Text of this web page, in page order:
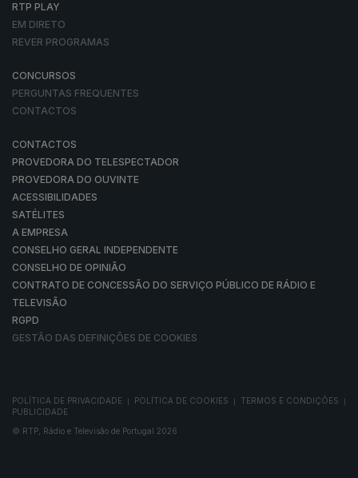
RTP PLAY
EM DIRETO
REVER PROGRAMAS
CONCURSOS
PERGUNTAS FREQUENTES
CONTACTOS
CONTACTOS
PROVEDORA DO TELESPECTADOR
PROVEDORA DO OUVINTE
ACESSIBILIDADES
SATÉLITES
A EMPRESA
CONSELHO GERAL INDEPENDENTE
CONSELHO DE OPINIÃO
CONTRATO DE CONCESSÃO DO SERVIÇO PÚBLICO DE RÁDIO E
TELEVISÃO
RGPD
GESTÃO DAS DEFINIÇÕES DE COOKIES
POLÍTICA DE PRIVACIDADE POLÍTICA DE COOKIES TERMOS E CONDIÇÕES
PUBLICIDADE
© RTP, Rádio e Televisão de Portugal 2026